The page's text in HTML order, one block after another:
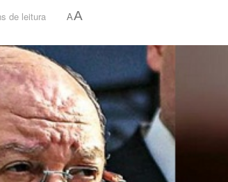
de leitura AA